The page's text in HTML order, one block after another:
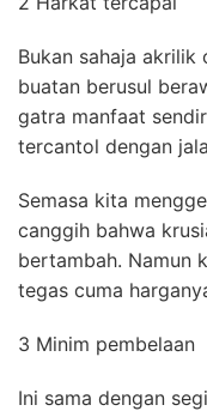
Bukan sahaja
buatan berusul
gatra manfaat
tercantol dengan
Semasa kita
canggih bahwa
bertambah. Namun
tegas cuma
3 Minim pembelaan
Ini sama dengan